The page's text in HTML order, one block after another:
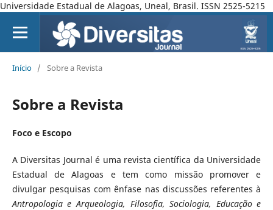
Universidade Estadual de Alagoas, Uneal, Brasil. ISSN 2525-5215
Início / Sobre a Revista
Sobre a Revista
Foco e Escopo
A Diversitas Journal é uma revista científica da Universidade
Estadual de Alagoas e tem como missão promover e
divulgar pesquisas com ênfase nas discussões referentes à
Antropologia e Arqueologia, Filosofia, Sociologia, Educação e